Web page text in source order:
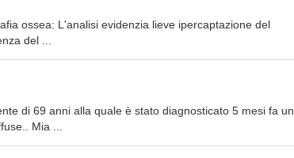
ossea: L'analisi evidenzia lieve ipercaptazione del
del ...
di 69 anni alla quale è stato diagnosticato 5 mesi fa un
Mia ...